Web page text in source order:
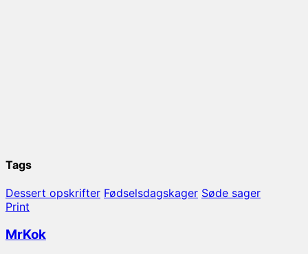
Tags
Dessert opskrifter Fødselsdagskager Søde sager
Print
MrKok